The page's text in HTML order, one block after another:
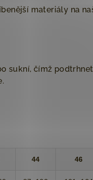
materiály na
sukní, čímž
44 46